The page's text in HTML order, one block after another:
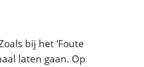
bij het ‘Foute
laten gaan. Op